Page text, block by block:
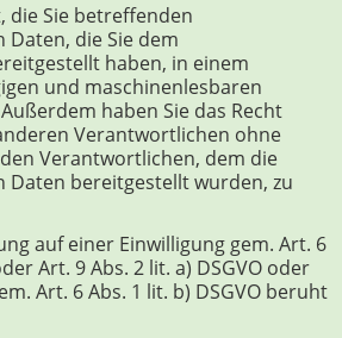
die Sie betreffenden
die Sie dem
haben, in einem
und maschinenlesbaren
haben Sie das Recht
Verantwortlichen ohne
Verantwortlichen, dem die
Daten bereitgestellt wurden, zu
einer Einwilligung gem. Art. 6
Art. 9 Abs. 2 lit. a) DSGVO oder
Art. 6 Abs. 1 lit. b) DSGVO beruht